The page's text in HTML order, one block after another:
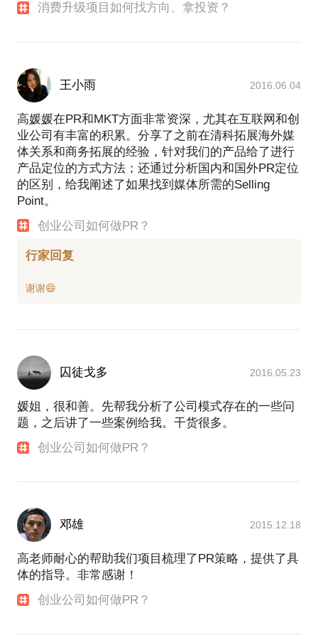
消费升级项目如何找方向、拿投资？
王小雨 2016.06.04
高媛媛在PR和MKT方面非常资深，尤其在互联网和创
业公司有丰富的积累。分享了之前在清科拓展海外媒
体关系和商务拓展的经验，针对我们的产品给了进行
产品定位的方式方法；还通过分析国内和国外PR定位
的区别，给我阐述了如果找到媒体所需的Selling
Point。
创业公司如何做PR？
行家回复
囚徒戈多 2016.05.23
媛姐，很和善。先帮我分析了公司模式存在的一些问
题，之后讲了一些案例给我。干货很多。
创业公司如何做PR？
邓雄 2015.12.18
高老师耐心的帮助我们项目梳理了PR策略，提供了具
体的指导。非常感谢！
创业公司如何做PR？